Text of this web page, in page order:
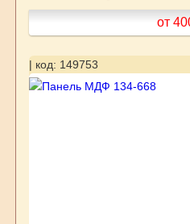
от
| код: 149753